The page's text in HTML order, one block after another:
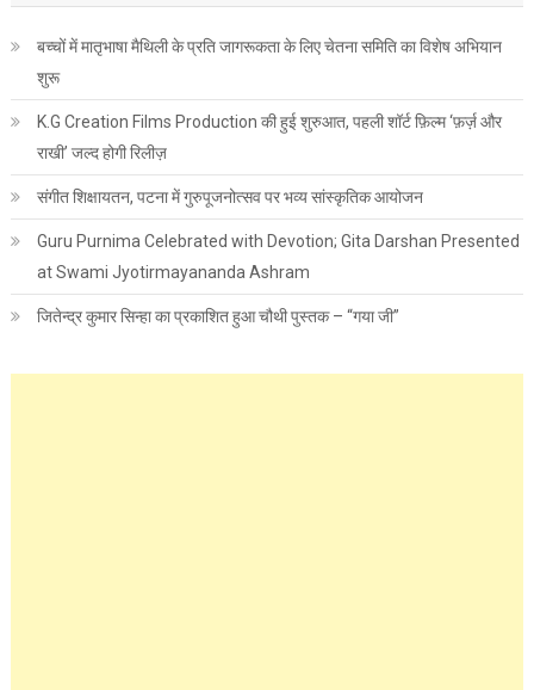
बच्चों में मातृभाषा मैथिली के प्रति जागरूकता के लिए चेतना समिति का विशेष अभियान
शुरू
K.G Creation Films Production की हुई शुरुआत, पहली शॉर्ट फ़िल्म ‘फ़र्ज़ और
राखी’ जल्द होगी रिलीज़
संगीत शिक्षायतन, पटना में गुरुपूजनोत्सव पर भव्य सांस्कृतिक आयोजन
Guru Purnima Celebrated with Devotion; Gita Darshan Presented
at Swami Jyotirmayananda Ashram
जितेन्द्र कुमार सिन्हा का प्रकाशित हुआ चौथी पुस्तक – “गया जी”